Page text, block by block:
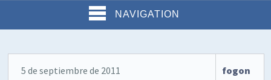
NAVIGATION
5 de septiembre de 2011 fogon